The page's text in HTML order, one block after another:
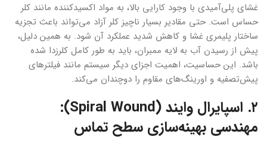
غشای پلی‌آمیدی با وجود کارایی بالا، به مواد اکسیدکننده مانند کلر
حساس است. حتی مقادیر بسیار ناچیز کلر آزاد می‌تواند باعث تجزیه
ساختار پلیمری غشا و کاهش شدید عملکرد آن شود. به همین دلیل،
پیش از رسیدن آب به لایه ممبران، باید به طور کامل کلرزدا شده
باشد. این حساسیت، اهمیت اجزای دیگر سیستم مانند فیلترهای
پیش‌تصفیه و اورینگ‌های مقاوم را دوچندان می‌کند.
۲. اسپایرال وایند (Spiral Wound):
مهندسی بهینه‌سازی سطح تماس